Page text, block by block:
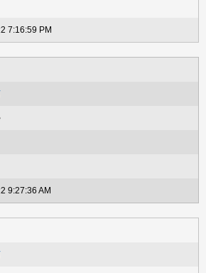
7:16:59 PM
9:27:36 AM